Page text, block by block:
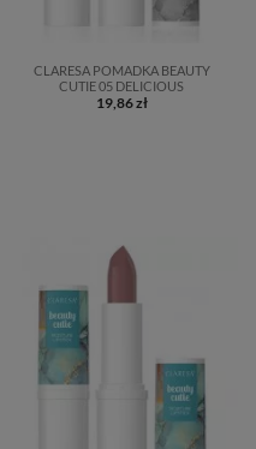
CLARESA POMADKA BEAUTY
CUTIE 05 DELICIOUS
19,86 zł